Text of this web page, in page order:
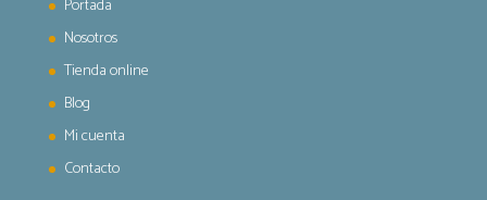
Portada
Nosotros
Tienda online
Blog
Mi cuenta
Contacto